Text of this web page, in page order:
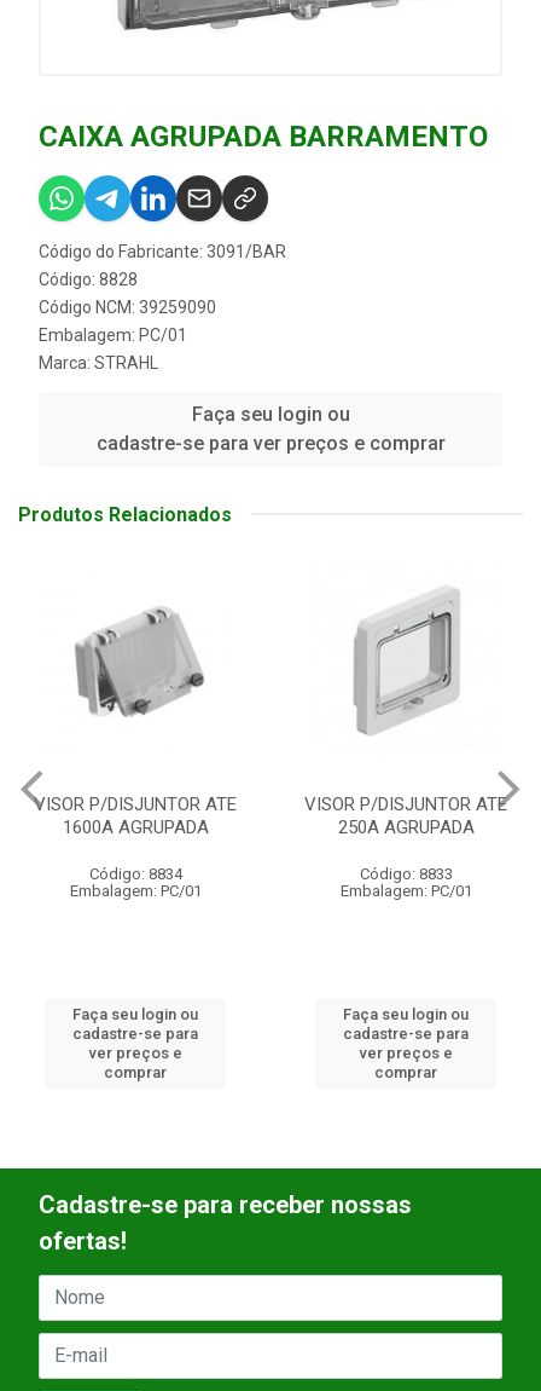
CAIXA AGRUPADA BARRAMENTO
Código do Fabricante: 3091/BAR
Código: 8828
Código NCM: 39259090
Embalagem: PC/01
Marca: STRAHL
Faça seu login ou
cadastre-se para ver preços e comprar
Produtos Relacionados
VISOR P/DISJUNTOR ATE
250A AGRUPADA
Código: 8833
Embalagem: PC/01
Faça seu login ou
cadastre-se para
ver preços e
comprar
SUPORTE P/DISJUNTOR
CAIXA AGRUPADA
Código: 8832
Embalagem: PC/01
Faça seu login ou
cadastre-se para
ver preços e
comprar
Cadastre-se para receber nossas
ofertas!